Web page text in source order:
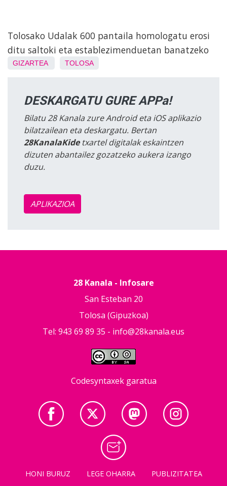
Tolosako Udalak 600 pantaila homologatu erosi
ditu saltoki eta establezimenduetan banatzeko
GIZARTEA TOLOSA
DESKARGATU GURE APPa!
Bilatu 28 Kanala zure Android eta iOS aplikazio
bilatzailean eta deskargatu. Bertan
28KanalaKidetxartel digitalak eskaintzen
dizuten abantailez gozatzeko aukera izango
duzu.
APLIKAZIOA
28 Kanala - Infosare
San Esteban 20
Tolosa (Gipuzkoa)
Tel: 943 69 89 35 - info@28kanala.eus
Codesyntaxek garatua
HONI BURUZ LEGE OHARRA PUBLIZITATEA